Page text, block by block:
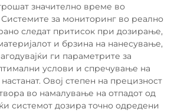
значително време во
Системите за мониторинг во реално
следат притисок при дозирање,
и брзина на нанесување,
ги параметрите за
услови и спречување на
Овој степен на прецизност
во намалување на отпадот од
системот дозира точно одредени